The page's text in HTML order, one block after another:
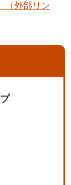
（外部リン